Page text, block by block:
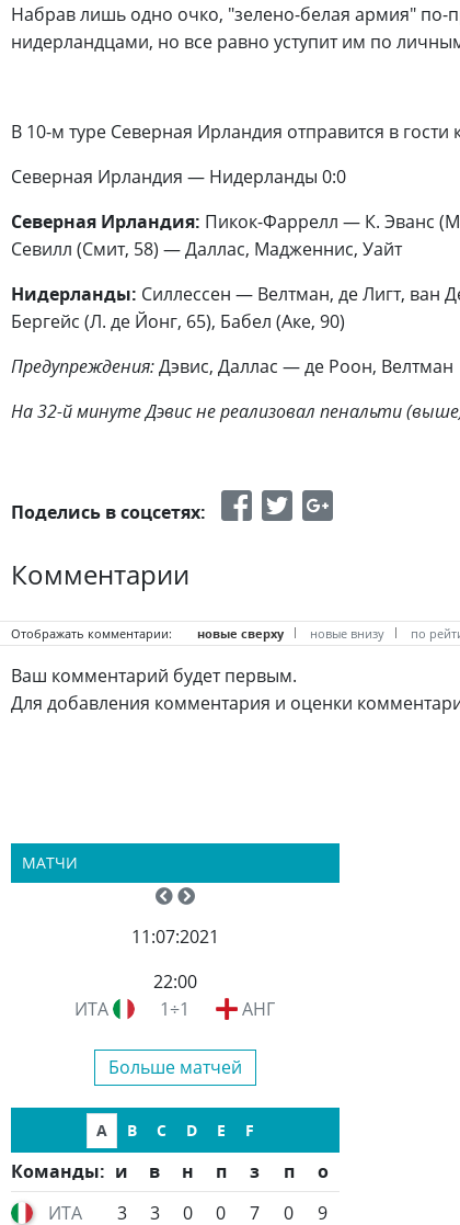
Набрав лишь одно очко, "зелено-белая армия" по-
нидерландцами, но все равно уступит им по
В 10-м туре Северная Ирландия отправится в
Северная Ирландия — Нидерланды 0:0
Северная Ирландия: Пикок-Фаррелл — К. Эванс
Севилл (Смит, 58) — Даллас, Мадженнис, Уайт
Нидерланды: Силлессен — Велтман, де Лигт, ван
Бергейс (Л. де Йонг, 65), Бабел (Аке, 90)
Предупреждения:Дэвис, Даллас — де Роон, Велтман
На 32-й минуте Дэвис не реализовал пенальти
Поделись в соцсетях:
Комментарии
Отображать комментарии: новые сверху новые внизу по
Ваш комментарий будет первым.
Для добавления комментария и оценки
МАТЧИ
11:07:2021
22:00
ИТА
1÷1 АНГ
Больше матчей
A B C D E F
Команды: и в н п з п
о
ИТА
3 3 0 0 7 0 9